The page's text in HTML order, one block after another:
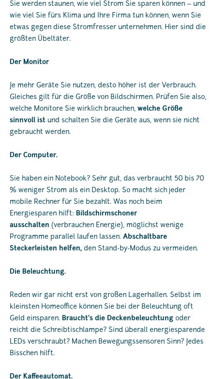
Sie werden staunen, wie viel Strom Sie sparen können – und
wie viel Sie fürs Klima und Ihre Firma tun können, wenn Sie
etwas gegen diese Stromfresser unternehmen. Hier sind die
größten Übeltäter.
Der Monitor
Je mehr Geräte Sie nutzen, desto höher ist der Verbrauch.
Gleiches gilt für die Größe von Bildschirmen. Prüfen Sie also,
welche Monitore Sie wirklich brauchen, welche Größe
sinnvoll ist und schalten Sie die Geräte aus, wenn sie nicht
gebraucht werden.
Der Computer.
Sie haben ein Notebook? Sehr gut, das verbraucht 50 bis 70
% weniger Strom als ein Desktop. So macht sich jeder
mobile Rechner für Sie bezahlt. Was noch beim
Energiesparen hilft: Bildschirmschoner
ausschalten (verbrauchen Energie), möglichst wenige
Programme parallel laufen lassen. Abschaltbare
Steckerleisten helfen, den Stand-by-Modus zu vermeiden.
Die Beleuchtung.
Reden wir gar nicht erst von großen Lagerhallen. Selbst im
kleinsten Homeoffice können Sie bei der Beleuchtung oft
Geld einsparen. Braucht’s die Deckenbeleuchtung oder
reicht die Schreibtischlampe? Sind überall energiesparende
LEDs verschraubt? Machen Bewegungssensoren Sinn? Jedes
Bisschen hilft.
Der Kaffeeautomat.